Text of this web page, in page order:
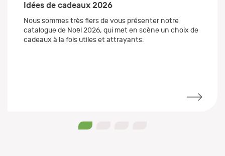
Idées de cadeaux 2026
Nous sommes très fiers de vous présenter notre
catalogue de Noël 2026, qui met en scène un choix de
cadeaux à la fois utiles et attrayants.